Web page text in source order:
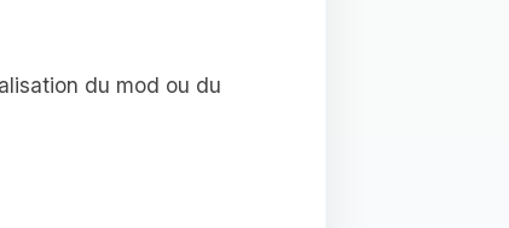
du mod ou du